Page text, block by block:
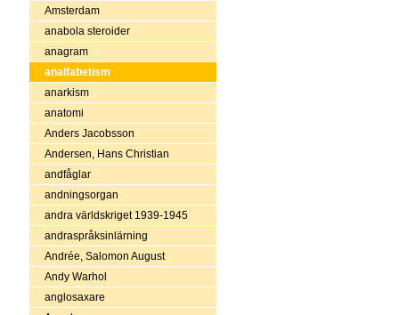
Amsterdam
anabola steroider
anagram
analfabetism
anarkism
anatomi
Anders Jacobsson
Andersen, Hans Christian
andfåglar
andningsorgan
andra världskriget 1939-1945
andraspråksinlärning
Andrée, Salomon August
Andy Warhol
anglosaxare